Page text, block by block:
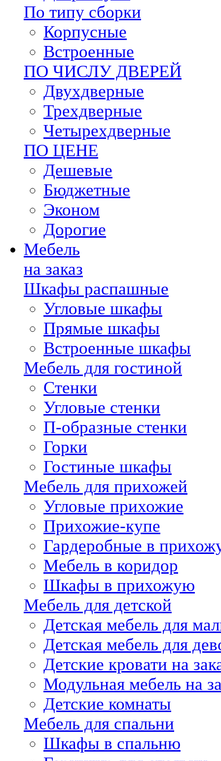
По типу сборки
Корпусные
Встроенные
ПО ЧИСЛУ ДВЕРЕЙ
Двухдверные
Трехдверные
Четырехдверные
ПО ЦЕНЕ
Дешевые
Бюджетные
Эконом
Дорогие
Мебель
на заказ
Шкафы распашные
Угловые шкафы
Прямые шкафы
Встроенные шкафы
Мебель для гостиной
Стенки
Угловые стенки
П-образные стенки
Горки
Гостиные шкафы
Мебель для прихожей
Угловые прихожие
Прихожие-купе
Гардеробные в
Мебель в коридор
Шкафы в прихожую
Мебель для детской
Детская мебель для
Детская мебель для
Детские кровати на
Модульная мебель на
Детские комнаты
Мебель для спальни
Шкафы в спальню